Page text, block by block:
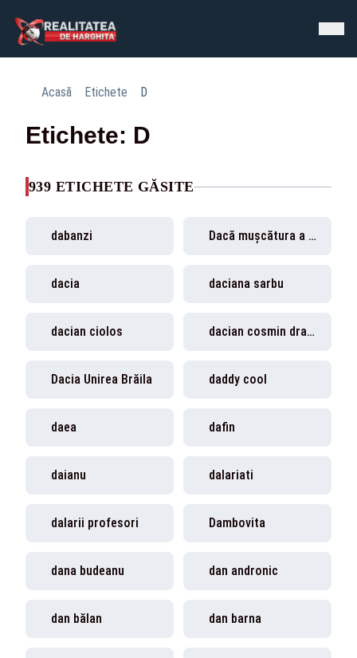
Acasă Etichete D
Etichete: D
939 ETICHETE GĂSITE
dabanzi Dacă mușcătura a rupt pielea
dacia daciana sarbu
dacian ciolos dacian cosmin dragos
Dacia Unirea Brăila daddy cool
daea dafin
daianu dalariati
dalarii profesori Dambovita
dana budeanu dan andronic
dan bălan dan barna